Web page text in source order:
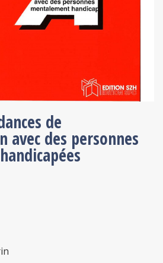
de
avec des personnes